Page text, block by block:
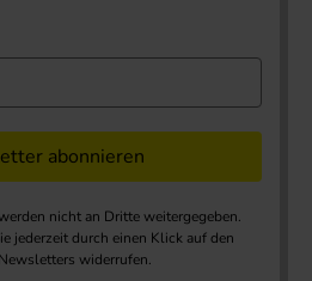
abonnieren
nicht an Dritte weitergegeben.
jederzeit durch einen Klick auf den
widerrufen.